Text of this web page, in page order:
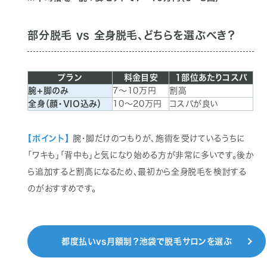
部分脱毛 vs 全身脱毛、どちらを選ぶべき？
プラン 料金目安 1部位あたりコスパ
腕+脚のみ
7〜10万円
割高
全身（顔・VIO込み） 10〜20万円 コスパが 良い
【ポイント】
腕・脚だけのつもりが、施術を受けているうちに
「ワキも」「背中も」と気になり始める方が非常に多いです。後か
ら追加すると割高になるため、最初から全身脱毛を検討する
のがおすすめです。
都度払いvs月額制？池袋で脱毛サロンを選ぶ